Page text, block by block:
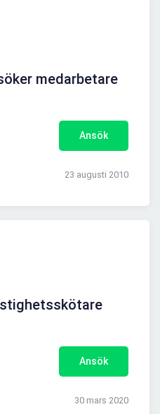
medarbetare
Ansök
23 augusti 2010
Ansök
30 mars 2020